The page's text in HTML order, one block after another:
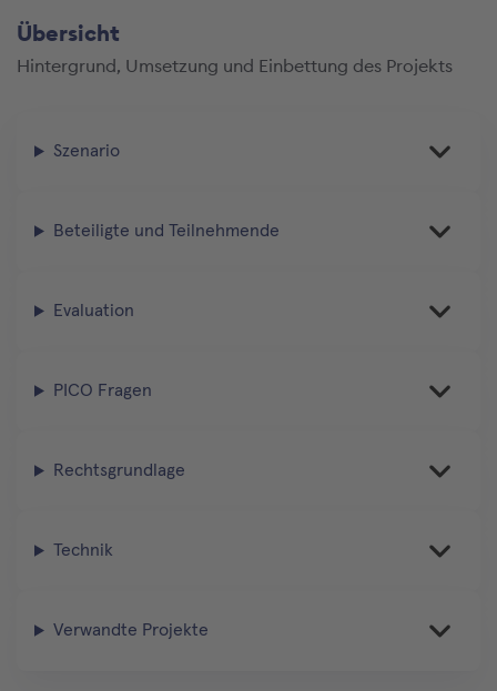
Übersicht
Hintergrund, Umsetzung und Einbettung des Projekts
Szenario
Beteiligte und Teilnehmende
Evaluation
PICO Fragen
Rechtsgrundlage
Technik
Verwandte Projekte